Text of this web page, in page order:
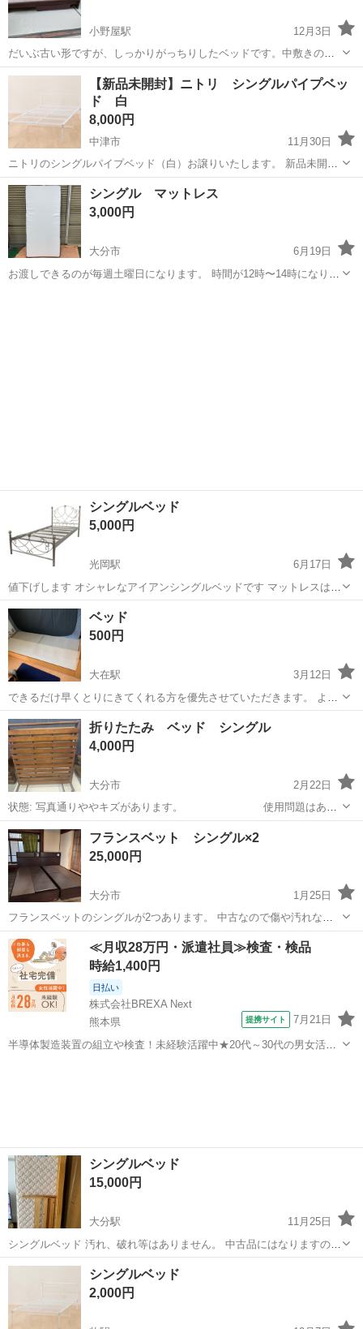
小野屋駅
12月3日
だいぶ古い形ですが、しっかりがっちりしたベッドです。中敷きの畳
状の部分が湿気や長い年月のため変色しています。ベッドの下には衣
類などが収納できる引き出しが2つありますので、整理に役立ちます。
サイズは110cm×200cmです。...
大分 由布市 小野屋駅 ベッド
【新品未開封】ニトリ シングルパイプベッ
ド 白
8,000円
中津市
11月30日
ニトリのシングルパイプベッド（白）お譲りいたします。 新品未開封
です。 長期保管しておりましたので、外箱に傷みがある箇所があるか
もしれません。 サイズ等詳細は以下、ニトリの商品ページをご参照く
ださい。 https:/...
大分 中津市 ベッド ニトリ
シングル マットレス
3,000円
大分市
6月19日
お渡しできるのが毎週土曜日になります。 時間が12時〜14時になりま
シングルベッド
5,000円
光岡駅
6月17日
値下げします オシャレなアイアンシングルベッドです マットレスは付
属しません、写真の通りです 詳細寸法は添付画像で確認ください。 約
1年半使用でメッシュ部分のたわみが多少あるものの、かなり美品で
す。 アマゾン定価23,99...
大分 日田市 光岡駅
ベッド
500円
大在駅
3月12日
できるだけ早くとりにきてくれる方を優先させていただきます。 よろ
しくおねがいします。
大分 大分市 大在駅
折りたたみ ベッド シングル
4,000円
大分市
2月22日
状態: 写真通りややキズがあります。 使用問題はあり
ません。 配送は要相談です。 よろしくお願いします。
大分 大分市 シングル
フランスベット シングル×2
25,000円
大分市
1月25日
フランスベットのシングルが2つあります。 中古なので傷や汚れなど
あります。 一つご希望の方は15,000円になります。
大分 大分市 ベッド フランスベット
≪月収28万円・派遣社員≫検査・検品
時給1,400円
日払い
株式会社BREXA Next
熊本県
提携サイト 7月21日
半導体製造装置の組立や検査！未経験活躍中★20代～30代の男女活躍
シングルベッド
15,000円
大分駅
11月25日
シングルベッド 汚れ、破れ等はありません。 中古品にはなりますの
で、ご理解いただけますようお願いします。 引き取りが難しい場合
は、配送致しますのでご連絡下さい。
大分 大分市 大分駅 ベッド
シングルベッド
2,000円